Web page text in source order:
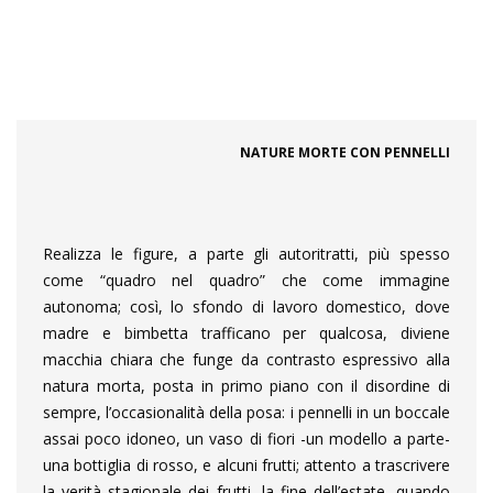
NATURE MORTE CON PENNELLI
Realizza le figure, a parte gli autoritratti, più spesso
come “quadro nel quadro” che come immagine
autonoma; così, lo sfondo di lavoro domestico, dove
madre e bimbetta trafficano per qualcosa, diviene
macchia chiara che funge da contrasto espressivo alla
natura morta, posta in primo piano con il disordine di
sempre, l’occasionalità della posa: i pennelli in un boccale
assai poco idoneo, un vaso di fiori -un modello a parte-
una bottiglia di rosso, e alcuni frutti; attento a trascrivere